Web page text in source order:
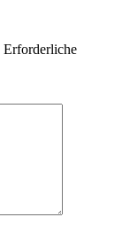
Erforderliche